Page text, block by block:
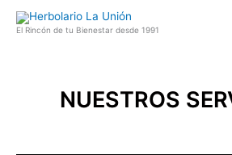
El Rincón de tu Bienestar desde 1991
NUESTROS